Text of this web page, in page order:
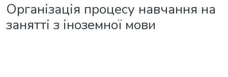
Організація процесу навчання на
занятті з іноземної мови